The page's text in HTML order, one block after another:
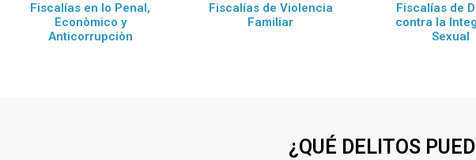
Fiscalías en lo Penal,
Econòmico y
Anticorrupciòn
Fiscalías de Violencia
Familiar
Fiscalías de
contra la
Sexual
¿QUÉ DELITOS